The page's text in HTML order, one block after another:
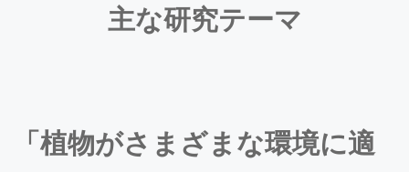
主な研究テーマ
「植物がさまざまな環境に適